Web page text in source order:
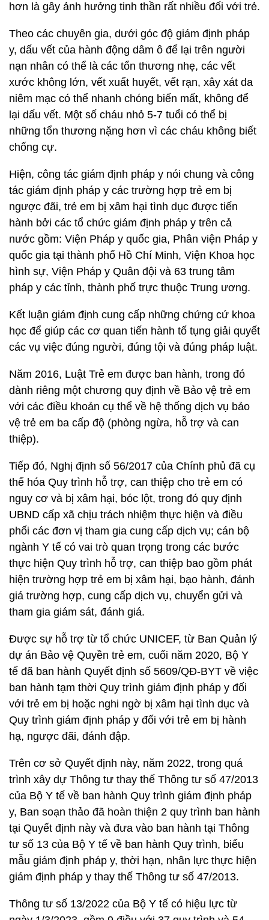
hơn là gây ảnh hưởng tinh thần rất nhiều đối với trẻ.
Theo các chuyên gia, dưới góc độ giám định pháp
y, dấu vết của hành động dâm ô để lại trên người
nạn nhân có thể là các tổn thương nhẹ, các vết
xước không lớn, vết xuất huyết, vết rạn, xây xát da
niêm mạc có thể nhanh chóng biến mất, không để
lại dấu vết. Một số cháu nhỏ 5-7 tuổi có thể bị
những tổn thương nặng hơn vì các cháu không biết
chống cự.
Hiện, công tác giám định pháp y nói chung và công
tác giám định pháp y các trường hợp trẻ em bị
ngược đãi, trẻ em bị xâm hại tình dục được tiến
hành bởi các tổ chức giám định pháp y trên cả
nước gồm: Viện Pháp y quốc gia, Phân viện Pháp y
quốc gia tại thành phố Hồ Chí Minh, Viện Khoa học
hình sự, Viện Pháp y Quân đội và 63 trung tâm
pháp y các tỉnh, thành phố trực thuộc Trung ương.
Kết luận giám định cung cấp những chứng cứ khoa
học để giúp các cơ quan tiến hành tố tụng giải quyết
các vụ việc đúng người, đúng tội và đúng pháp luật.
Năm 2016, Luật Trẻ em được ban hành, trong đó
dành riêng một chương quy định về Bảo vệ trẻ em
với các điều khoản cụ thể về hệ thống dịch vụ bảo
vệ trẻ em ba cấp độ (phòng ngừa, hỗ trợ và can
thiệp).
Tiếp đó, Nghị định số 56/2017 của Chính phủ đã cụ
thể hóa Quy trình hỗ trợ, can thiệp cho trẻ em có
nguy cơ và bị xâm hại, bóc lột, trong đó quy định
UBND cấp xã chịu trách nhiệm thực hiện và điều
phối các đơn vị tham gia cung cấp dịch vụ; cán bộ
ngành Y tế có vai trò quan trọng trong các bước
thực hiện Quy trình hỗ trợ, can thiệp bao gồm phát
hiện trường hợp trẻ em bị xâm hại, bạo hành, đánh
giá trường hợp, cung cấp dịch vụ, chuyển gửi và
tham gia giám sát, đánh giá.
Được sự hỗ trợ từ tổ chức UNICEF, từ Ban Quản lý
dự án Bảo vệ Quyền trẻ em, cuối năm 2020, Bộ Y
tế đã ban hành Quyết định số 5609/QĐ-BYT về việc
ban hành tạm thời Quy trình giám định pháp y đối
với trẻ em bị hoặc nghi ngờ bị xâm hại tình dục và
Quy trình giám định pháp y đối với trẻ em bị hành
hạ, ngược đãi, đánh đập.
Trên cơ sở Quyết định này, năm 2022, trong quá
trình xây dự Thông tư thay thế Thông tư số 47/2013
của Bộ Y tế về ban hành Quy trình giám định pháp
y, Ban soạn thảo đã hoàn thiện 2 quy trình ban hành
tại Quyết định này và đưa vào ban hành tại Thông
tư số 13 của Bộ Y tế về ban hành Quy trình, biểu
mẫu giám định pháp y, thời hạn, nhân lực thực hiện
giám định pháp y thay thế Thông tư số 47/2013.
Thông tư số 13/2022 của Bộ Y tế có hiệu lực từ